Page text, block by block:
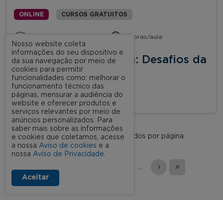
ONLINE CURSOS GRATUITOS
5 horas/aula
Gestão Enxuta e Lean: Desafios da
Implantação
Saiba mais
Mostrar resultados por página
› »
Nosso website coleta
informações do seu dispositivo e
da sua navegação por meio de
cookies para permitir
funcionalidades como: melhorar o
funcionamento técnico das
páginas, mensurar a audiência do
website e oferecer produtos e
serviços relevantes por meio de
anúncios personalizados. Para
saber mais sobre as informações
e cookies que coletamos, acesse
a nossa Aviso de cookies e a
nossa Aviso de Privacidade.
Aceitar